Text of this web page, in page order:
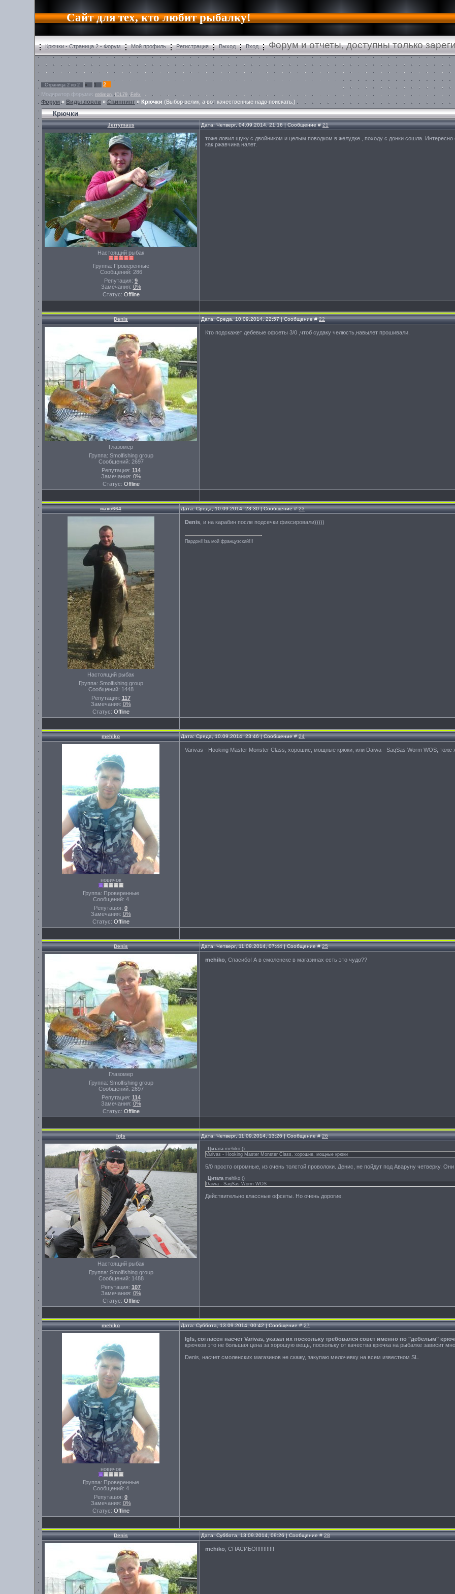
Сайт для тех, кто любит рыбалку!
Крючки - Страница 2 - Форум Мой профиль Регистрация Выход Вход Форум и отчеты, доступны только
Страница 2 из 2 « 1
2
Модератор форума: ntdimon ,IDL79 , Felix
Форум» Виды ловли »Спиннинг » Крючки (Выбор велик, а вот качественные надо поискать.)
Крючки
Jerrymaus Дата: Четверг, 04.09.2014, 21:16 | Сообщение #21
Настоящий рыбак
Группа: Проверенные
Сообщений: 286
Репутация: 9
Замечания: 0%
Статус: Offline
тоже ловил щуку с двойником и целым поводком в желудке , походу с донки сошла.
как ржавчина налет.
Denis Дата: Среда, 10.09.2014, 22:57 | Сообщение #22
Глазомер
Группа: Smolfishing group
Сообщений: 2697
Репутация: 114
Замечания: 0%
Статус: Offline
Кто подскажет дебевые офсеты 3/0 ,чтоб судаку челюсть,навылет прошивали.
макс664 Дата: Среда, 10.09.2014, 23:30 | Сообщение #23
Настоящий рыбак
Группа: Smolfishing group
Сообщений: 1448
Репутация: 117
Замечания: 0%
Статус: Offline
Denis , и на карабин после подсечки фиксировали)))))
Пардон!!!за мой французский!!!
mehiko Дата: Среда, 10.09.2014, 23:46 | Сообщение #24
новичок
Группа: Проверенные
Сообщений: 4
Репутация: 0
Замечания: 0%
Статус: Offline
Varivas - Hooking Master Monster Class, хорошие, мощные крюки, или Daiwa - SaqSas Worm WOS, тоже
Denis Дата: Четверг, 11.09.2014, 07:44 | Сообщение #25
Глазомер
Группа: Smolfishing group
Сообщений: 2697
Репутация: 114
Замечания: 0%
Статус: Offline
mehiko , Спасибо! А в смоленске в магазинах есть это чудо??
Igls Дата: Четверг, 11.09.2014, 13:26 | Сообщение #26
Настоящий рыбак
Группа: Smolfishing group
Сообщений: 1488
Репутация: 107
Замечания: 0%
Статус: Offline
Цитата mehiko ()
Varivas - Hooking Master Monster Class, хорошие, мощные крюки
5/0 просто огромные, из очень толстой проволоки. Денис, не пойдут под Аваруну четверку.
Цитата mehiko ()
Daiwa - SaqSas Worm WOS
Действительно классные офсеты. Но очень дорогие.
mehiko Дата: Суббота, 13.09.2014, 00:42 | Сообщение #27
новичок
Группа: Проверенные
Сообщений: 4
Репутация: 0
Замечания: 0%
Статус: Offline
Igls, согласен насчет Varivas, указал их поскольку требовался совет именно по "дебелым"
крючков это не большая цена за хорошую вещь, поскольку от качества крючка на рыбалке зависит
Denis, насчет смоленских магазинов не скажу, закупаю мелочевку на всем известном SL.
Denis Дата: Суббота, 13.09.2014, 09:26 | Сообщение #28
mehiko , СПАСИБО!!!!!!!!!!!!